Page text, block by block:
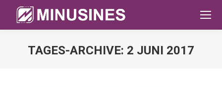
TAGES-ARCHIVE: 2 JUNI 2017